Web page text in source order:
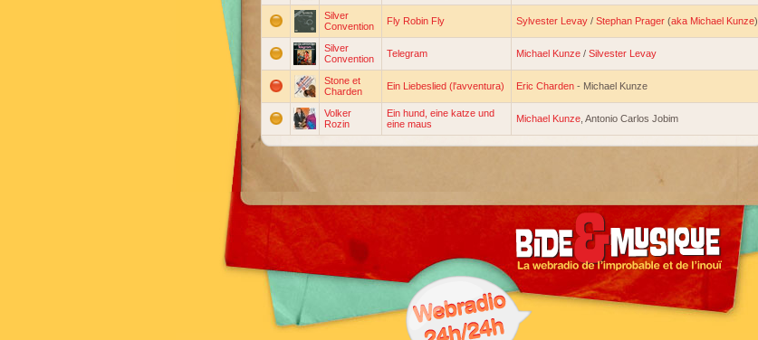
Silver
Convention
Fly Robin Fly Sylvester Levay / Stephan Prager (aka Michael Kunze)
Silver
Convention
Telegram Michael Kunze / Silvester Levay
Stone et
Charden
Ein Liebeslied (l'avventura) Eric Charden - Michael Kunze
Volker
Rozin
Ein hund, eine katze und
eine maus
Michael Kunze , Antonio Carlos Jobim